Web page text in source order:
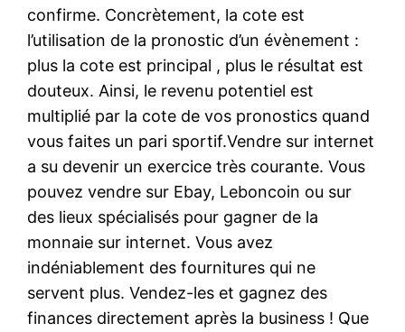
confirme. Concrètement, la cote est
l’utilisation de la pronostic d’un évènement :
plus la cote est principal , plus le résultat est
douteux. Ainsi, le revenu potentiel est
multiplié par la cote de vos pronostics quand
vous faites un pari sportif.Vendre sur internet
a su devenir un exercice très courante. Vous
pouvez vendre sur Ebay, Leboncoin ou sur
des lieux spécialisés pour gagner de la
monnaie sur internet. Vous avez
indéniablement des fournitures qui ne
servent plus. Vendez-les et gagnez des
finances directement après la business ! Que